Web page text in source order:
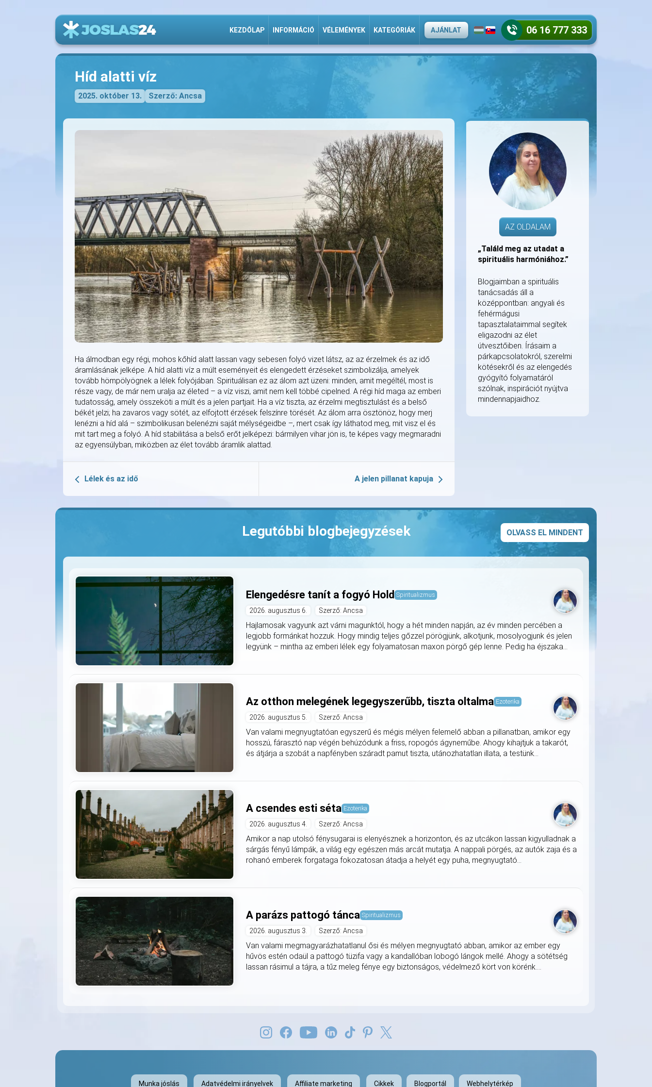
KEZDŐLAP INFORMÁCIÓ VÉLEMÉNYEK KATEGÓRIÁK AJÁNLAT 06 16 777 333
Híd alatti víz
2025. október 13. Szerző: Ancsa
Ha álmodban egy régi, mohos kőhíd alatt lassan vagy sebesen folyó vizet látsz, az az érzelmek és az idő
áramlásának jelképe. A híd alatti víz a múlt eseményeit és elengedett érzéseket szimbolizálja, amelyek
tovább hömpölyögnek a lélek folyójában. Spirituálisan ez az álom azt üzeni: minden, amit megéltél, most is
része vagy, de már nem uralja az életed – a víz viszi, amit nem kell többé cipelned. A régi híd maga az emberi
tudatosság, amely összeköti a múlt és a jelen partjait. Ha a víz tiszta, az érzelmi megtisztulást és a belső
békét jelzi; ha zavaros vagy sötét, az elfojtott érzések felszínre törését. Az álom arra ösztönöz, hogy merj
lenézni a híd alá – szimbolikusan belenézni saját mélységeidbe –, mert csak így láthatod meg, mit visz el és
mit tart meg a folyó. A híd stabilitása a belső erőt jelképezi: bármilyen vihar jön is, te képes vagy megmaradni
az egyensúlyban, miközben az élet tovább áramlik alattad.
Lélek és az idő A jelen pillanat kapuja
AZ OLDALAM
„Találd meg az utadat a
spirituális harmóniához.”
Blogjaimban a spirituális
tanácsadás áll a
középpontban: angyali és
fehérmágusi
tapasztalataimmal segítek
eligazodni az élet
útvesztőiben. Írásaim a
párkapcsolatokról, szerelmi
kötésekről és az elengedés
gyógyító folyamatáról
szólnak, inspirációt nyújtva
mindennapjaidhoz.
Legutóbbi blogbejegyzések OLVASS EL MINDENT
Elengedésre tanít a fogyó Hold Spiritualizmus
2026. augusztus 6. Szerző: Ancsa
Hajlamosak vagyunk azt várni magunktól, hogy a hét minden napján, az év minden percében a
legjobb formánkat hozzuk. Hogy mindig teljes gőzzel pörögjünk, alkotjunk, mosolyogjunk és jelen
legyünk – mintha az emberi lélek egy folyamatosan maxon pörgő gép lenne. Pedig ha éjszaka...
Az otthon melegének legegyszerűbb, tiszta oltalma Ezoterika
2026. augusztus 5. Szerző: Ancsa
Van valami megnyugtatóan egyszerű és mégis mélyen felemelő abban a pillanatban, amikor egy
hosszú, fárasztó nap végén behúzódunk a friss, ropogós ágyneműbe. Ahogy kihajtjuk a takarót,
és átjárja a szobát a napfényben száradt pamut tiszta, utánozhatatlan illata, a testünk...
A csendes esti séta Ezoterika
2026. augusztus 4. Szerző: Ancsa
Amikor a nap utolsó fénysugarai is elenyésznek a horizonton, és az utcákon lassan kigyulladnak a
sárgás fényű lámpák, a világ egy egészen más arcát mutatja. A nappali pörgés, az autók zaja és a
rohanó emberek forgataga fokozatosan átadja a helyét egy puha, megnyugtató...
A parázs pattogó tánca Spiritualizmus
2026. augusztus 3. Szerző: Ancsa
Van valami megmagyarázhatatlanul ősi és mélyen megnyugtató abban, amikor az ember egy
hűvös estén odaül a pattogó tüzifa vagy a kandallóban lobogó lángok mellé. Ahogy a sötétség
lassan rásimul a tájra, a tűz meleg fénye egy biztonságos, védelmező kört von körénk....
Munka jóslás Adatvédelmi irányelvek Affiliate marketing Cikkek Blogportál Webhelytérkép